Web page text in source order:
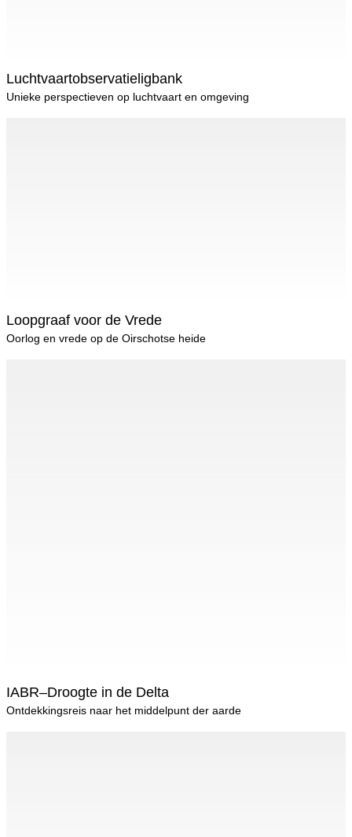
Luchtvaartobservatieligbank
Unieke perspectieven op luchtvaart en omgeving
Loopgraaf voor de Vrede
Oorlog en vrede op de Oirschotse heide
IABR–Droogte in de Delta
Ontdekkingsreis naar het middelpunt der aarde